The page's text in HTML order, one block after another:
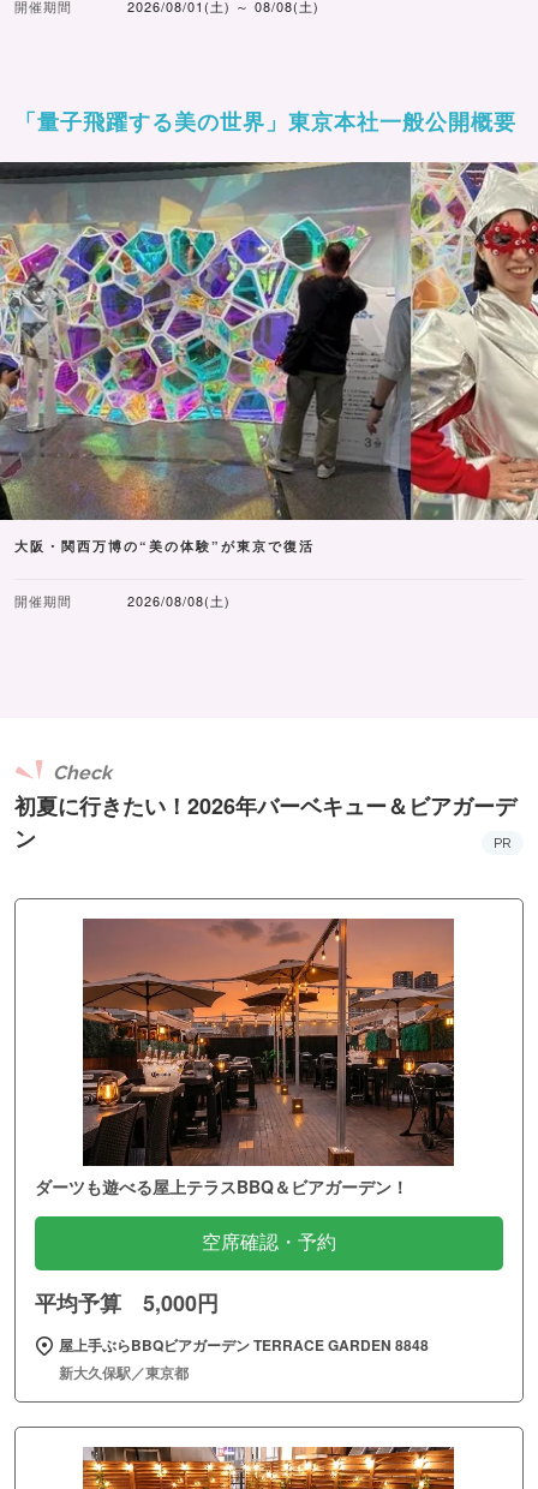
開催期間 2026/08/01(土) ～ 08/08(土)
「量子飛躍する美の世界」東京本社一般公開概要
大阪・関西万博の“美の体験”が東京で復活
開催期間 2026/08/08(土)
初夏に行きたい！2026年バーベキュー＆ビアガーデ
ン
Check
PR
ダーツも遊べる屋上テラスBBQ＆ビアガーデン！
空席確認・予約
平均予算 5,000円
屋上手ぶらBBQビアガーデン TERRACE GARDEN 8848
新大久保駅／東京都